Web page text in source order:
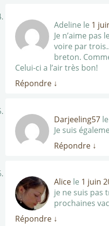
Adeline le 1
Je n’aime
voire par
breton.
Celui-ci a l’air très bon!
Répondre ↓
Darjeeling57 le
Je suis
Répondre ↓
Alice le 1 juin
je ne suis pas
prochaines
Répondre ↓